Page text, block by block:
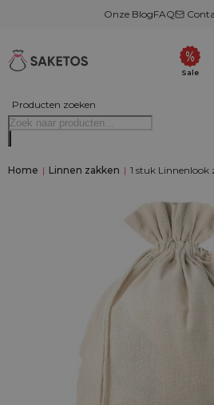
Onze BlogFAQ
Producten zoeken
Sale
Home | Linnen zakken | 1 stuk